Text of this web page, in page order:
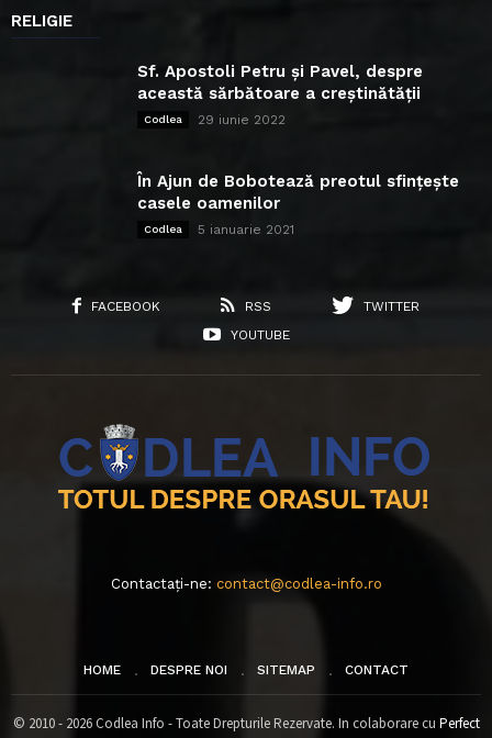
RELIGIE
Sf. Apostoli Petru și Pavel, despre
această sărbătoare a creștinătății
Codlea 29 iunie 2022
În Ajun de Bobotează preotul sfințește
casele oamenilor
Codlea 5 ianuarie 2021
FACEBOOK RSS
TWITTER
YOUTUBE
Contactați-ne: contact@codlea-info.ro
HOME DESPRE NOI SITEMAP CONTACT
© 2010 - 2026 Codlea Info - Toate Drepturile Rezervate. In colaborare cu Perfect